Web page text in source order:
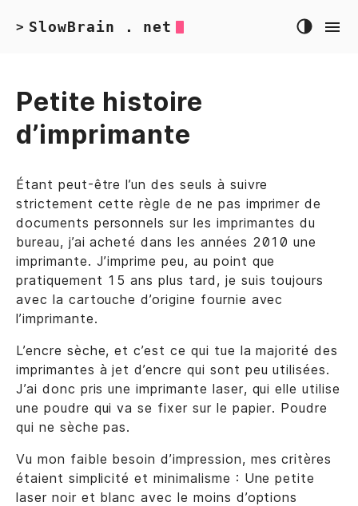
> SlowBrain . net
Petite histoire
d’imprimante
Étant peut-être l’un des seuls à suivre
strictement cette règle de ne pas imprimer de
documents personnels sur les imprimantes du
bureau, j’ai acheté dans les années 2010 une
imprimante. J’imprime peu, au point que
pratiquement 15 ans plus tard, je suis toujours
avec la cartouche d’origine fournie avec
l’imprimante.
L’encre sèche, et c’est ce qui tue la majorité des
imprimantes à jet d’encre qui sont peu utilisées.
J’ai donc pris une imprimante laser, qui elle utilise
une poudre qui va se fixer sur le papier. Poudre
qui ne sèche pas.
Vu mon faible besoin d’impression, mes critères
étaient simplicité et minimalisme : Une petite
laser noir et blanc avec le moins d’options